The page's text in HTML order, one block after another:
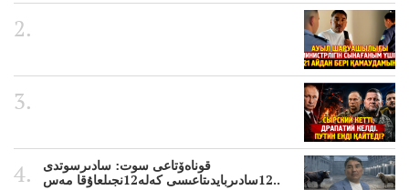
قوناەۆتاعى سوت: سادىرسوتدى
12سادىربايدىتاعىسى كەلە12نجىلعاۇقا مەس..